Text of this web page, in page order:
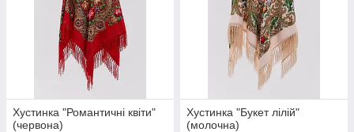
Хустинка "Романтичні квіти"
(червона)
Хустинка "Букет лілій"
(молочна)